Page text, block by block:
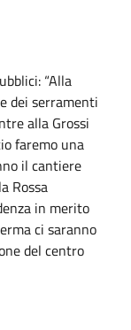
“Alla
dei serramenti
alla Grossi
faremo una
il cantiere
Rossa
in merito
ci saranno
del centro